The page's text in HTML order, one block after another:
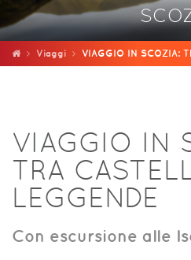
Viaggi VIAGGIO IN SCOZIA:
VIAGGIO IN
TRA
LEGGENDE
Con escursione alle